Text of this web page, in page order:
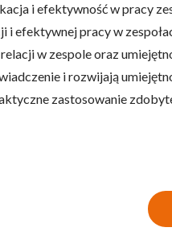
i efektywność w pracy
efektywnej pracy w
w zespole oraz
i rozwijają
zastosowanie